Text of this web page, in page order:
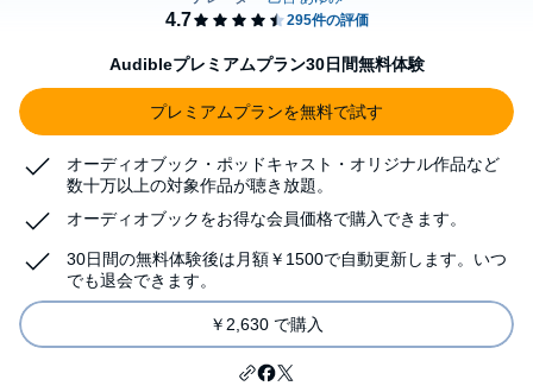
Audibleプレミアムプラン30日間無料体験
プレミアムプランを無料で試す
オーディオブック・ポッドキャスト・オリジナル作品など
数十万以上の対象作品が聴き放題。
オーディオブックをお得な会員価格で購入できます。
30日間の無料体験後は月額￥1500で自動更新します。いつ
でも退会できます。
￥2,630 で購入